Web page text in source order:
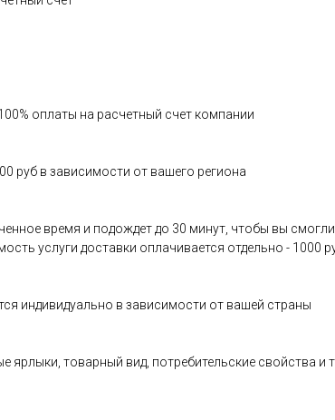
оплаты на расчетный счет компании
руб в зависимости от вашего региона
время и подождет до 30 минут, чтобы вы
услуги доставки оплачивается отдельно - 1000
индивидуально в зависимости от вашей страны
товарный вид, потребительские свойства и